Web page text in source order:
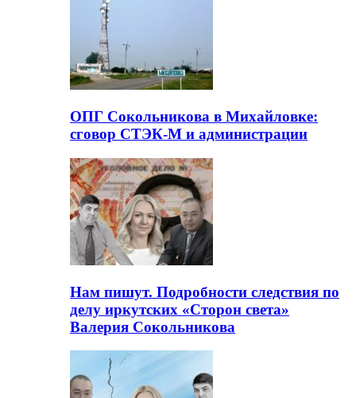
ОПГ Сокольникова в Михайловке:
сговор СТЭК-М и администрации
Нам пишут. Подробности следствия по
делу иркутских «Сторон света»
Валерия Сокольникова